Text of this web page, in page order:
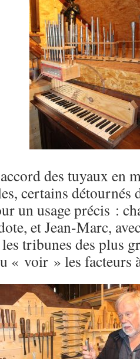
des tuyaux en
certains détournés
un usage précis :
et Jean-Marc,
tribunes des plus
« voir » les facteurs